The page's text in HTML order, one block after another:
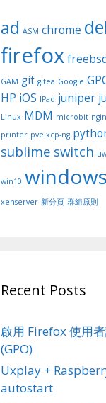
ad ASM chrome
firefox
GAM git gitea Google
HP iOS IPad juniper
Linux MDM microbit
printer pve.xcp-ng
sublime switch
win10 windows
xenserver 新分頁 群組原則
Recent Posts
啟用 Firefox 使用
(GPO)
Uxplay +
autostart